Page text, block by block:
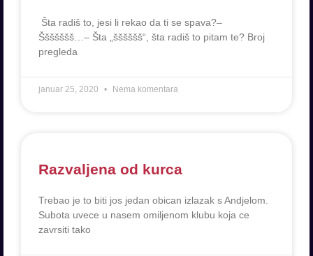
Šta radiš to, jesi li rekao da ti se spava?–
Ššššššš…– Šta „šššššš“, šta radiš to pitam te? Broj
pregleda
januar 25, 2020 Nema komentara
Razvaljena od kurca
Trebao je to biti jos jedan obican izlazak s Andjelom.
Subota uvece u nasem omiljenom klubu koja ce
zavrsiti tako